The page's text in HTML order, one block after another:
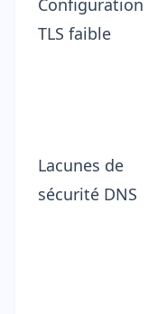
Configuration
TLS faible
Lacunes de
sécurité DNS